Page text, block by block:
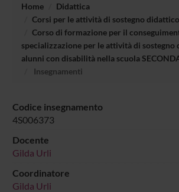
Home
Didattica
Corsi per le attività di sostegno didattico
Corso di formazione per il
specializzazione per le attività di sostegno
alunni con disabilità nella scuola
Insegnamenti
Codice insegnamento
4S006373
Docente
Gilda Urli
Coordinatore
Gilda Urli